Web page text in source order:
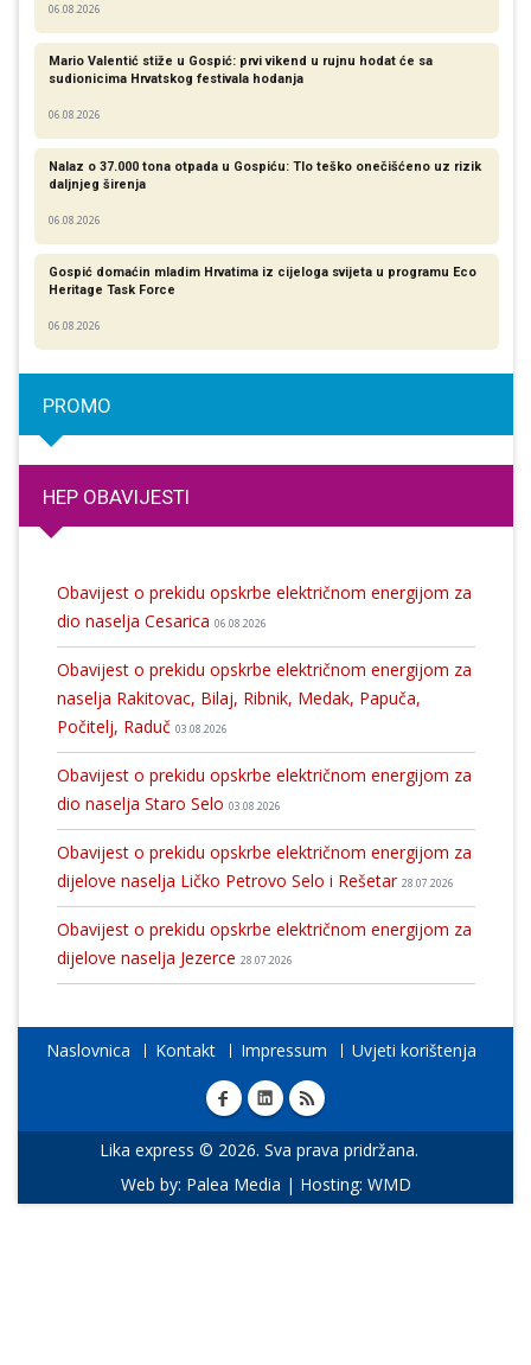
06.08.2026
Mario Valentić stiže u Gospić: prvi vikend u rujnu hodat će sa
sudionicima Hrvatskog festivala hodanja
06.08.2026
Nalaz o 37.000 tona otpada u Gospiću: Tlo teško onečišćeno uz rizik
daljnjeg širenja
06.08.2026
Gospić domaćin mladim Hrvatima iz cijeloga svijeta u programu Eco
Heritage Task Force
06.08.2026
PROMO
HEP OBAVIJESTI
Obavijest o prekidu opskrbe električnom energijom za
dio naselja Cesarica 06.08.2026
Obavijest o prekidu opskrbe električnom energijom za
naselja Rakitovac, Bilaj, Ribnik, Medak, Papuča,
Počitelj, Raduč 03.08.2026
Obavijest o prekidu opskrbe električnom energijom za
dio naselja Staro Selo 03.08.2026
Obavijest o prekidu opskrbe električnom energijom za
dijelove naselja Ličko Petrovo Selo i Rešetar 28.07.2026
Obavijest o prekidu opskrbe električnom energijom za
dijelove naselja Jezerce 28.07.2026
Naslovnica Kontakt Impressum Uvjeti korištenja
Lika express © 2026. Sva prava pridržana.
Web by: Palea Media | Hosting: WMD